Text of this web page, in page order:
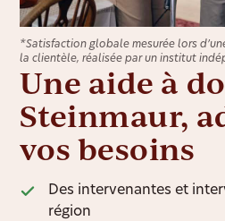
*Satisfaction globale mesurée lors
la clientèle, réalisée par un institut
Une aide à
Steinmaur,
vos besoins
Des intervenantes et
région